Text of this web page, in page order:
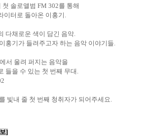
첫 솔로앨범 FM 302를 통해
이터로 돌아온 이홍기 .
다채로운 색이 담긴 음악.
홍기가 들려주고자 하는 음악 이야기들.
에서 울려 퍼지는 음악을
들을 수 있는 첫 번째 무대.
빛내 줄 첫 번째 청취자가 되어주세요.
]